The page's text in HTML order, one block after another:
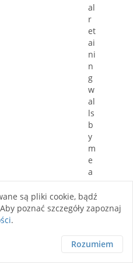
al
r
et
ai
ni
n
g
w
al
ls
b
y
m
e
a
n
s
of
g
ul
są pliki cookie, bądź
poznać szczegóły zapoznaj
.
Rozumiem